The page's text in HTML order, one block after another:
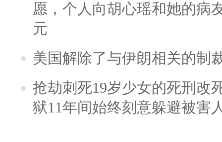
愿，个人向胡心瑶和她的病
元
美国解除了与伊朗相关的制
抢劫刺死19岁少女的死刑改
狱11年间始终刻意躲避被害